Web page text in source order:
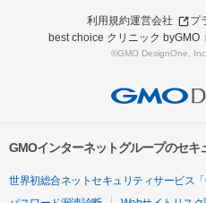
利用規約運営会社
プ
best choice クリニック byGMO
©GMO DesignOne,
GMOインターネットグループのセキ
世界初総合ネットセキュリティサービス「